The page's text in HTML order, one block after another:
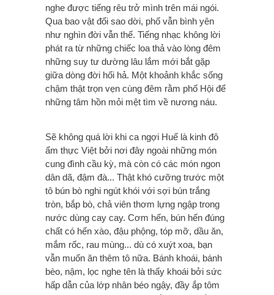
nghe được tiếng rêu trở mình trên mái ngói.
Qua bao vật đổi sao dời, phố vẫn bình yên
như nghìn đời vẫn thế. Tiếng nhạc không lời
phát ra từ những chiếc loa thả vào lòng đêm
những suy tư dường lâu lắm mới bắt gặp
giữa dòng đời hối hả. Một khoảnh khắc sống
chậm thật trọn vẹn cùng đêm rằm phố Hội để
những tâm hồn mỏi mệt tìm về nương náu.
Sẽ không quá lời khi ca ngợi Huế là kinh đô
ẩm thực Việt bởi nơi đây ngoài những món
cung đình cầu kỳ, mà còn có các món ngon
dân dã, đậm đà... Thật khó cưỡng trước một
tô bún bò nghi ngút khói với sợi bún trắng
tròn, bắp bò, chả viên thơm lựng ngập trong
nước dùng cay cay. Cơm hến, bún hến đúng
chất có hến xào, đậu phộng, tóp mỡ, dầu ăn,
mắm rốc, rau mùng... dù có xuýt xoa, bạn
vẫn muốn ăn thêm tô nữa. Bánh khoái, bánh
bèo, nậm, lọc nghe tên là thấy khoái bởi sức
hấp dẫn của lớp nhân béo ngậy, đầy ắp tôm